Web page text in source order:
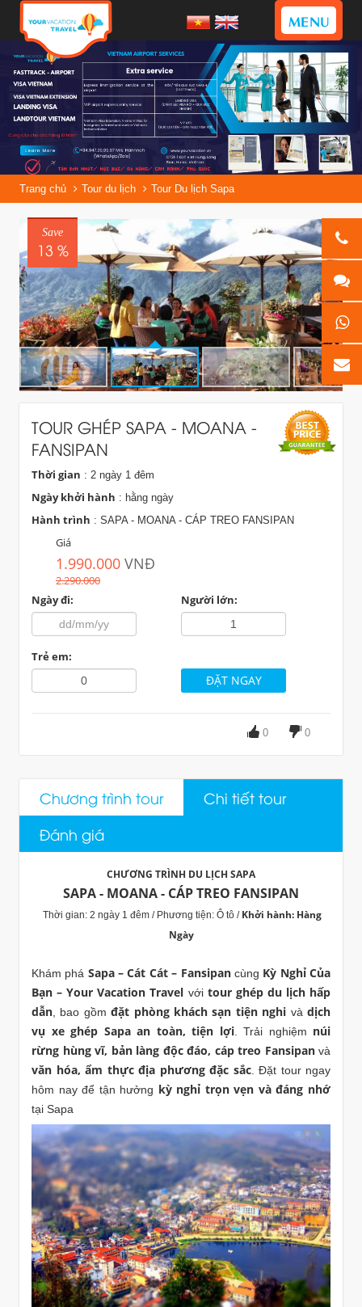
MENU
Trang chủ Tour du lịch Tour Du lịch Sapa
Save
13 %
TOUR GHÉP SAPA - MOANA -
FANSIPAN
Thời gian : 2 ngày 1 đêm
Ngày khởi hành : hằng ngày
Hành trình : SAPA - MOANA - CÁP TREO FANSIPAN
Giá
1.990.000 VNĐ
2.290.000
Ngày đi:
Người lớn:
Trẻ em:
0
0
Chương trình tour
Chi tiết tour
Đánh giá
CHƯƠNG TRÌNH DU LỊCH SAPA
SAPA - MOANA - CÁP TREO FANSIPAN
Thời gian: 2 ngày 1 đêm / Phương tiện: Ô tô / Khởi hành: Hàng
Ngày
Khám phá Sapa – Cát Cát – Fansipancùng Kỳ Nghỉ Của
Bạn – Your Vacation Travel với tour ghép du lịch hấp
dẫn , bao gồmđặt phòng khách sạn tiện nghi vàdịch
vụ xe ghép Sapa an toàn, tiện lợi. Trải nghiệm núi
rừng hùng vĩ, bản làng độc đáo, cáp treo Fansipanvà
văn hóa, ẩm thực địa phương đặc sắc. Đặt tour ngay
hôm nay để tận hưởng kỳ nghỉ trọn vẹn và đáng nhớ
tại Sapa